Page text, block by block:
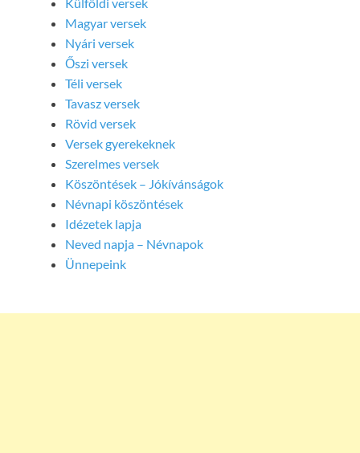
Magyar versek
Nyári versek
Őszi versek
Téli versek
Tavasz versek
Rövid versek
Versek gyerekeknek
Szerelmes versek
Köszöntések – Jókívánságok
Névnapi köszöntések
Idézetek lapja
Neved napja – Névnapok
Ünnepeink